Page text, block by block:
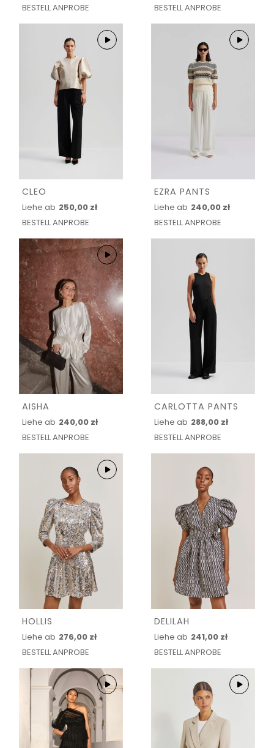
BESTELL ANPROBE
BESTELL ANPROBE
CLEO
Liehe ab 250,00 zł
BESTELL ANPROBE
EZRA PANTS
Liehe ab 240,00 zł
BESTELL ANPROBE
AISHA
Liehe ab 240,00 zł
BESTELL ANPROBE
CARLOTTA PANTS
Liehe ab 288,00 zł
BESTELL ANPROBE
HOLLIS
Liehe ab 276,00 zł
BESTELL ANPROBE
DELILAH
Liehe ab 241,00 zł
BESTELL ANPROBE